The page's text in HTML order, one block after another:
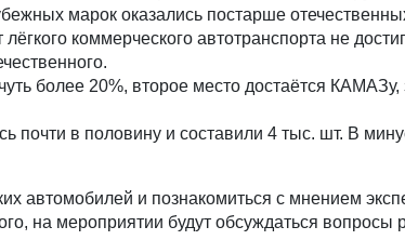
марок оказались постарше
коммерческого автотранспорта не
более 20%, второе место достаётся
почти в половину и составили 4 тыс. шт. В
автомобилей и познакомиться с мнением
на мероприятии будут обсуждаться вопросы